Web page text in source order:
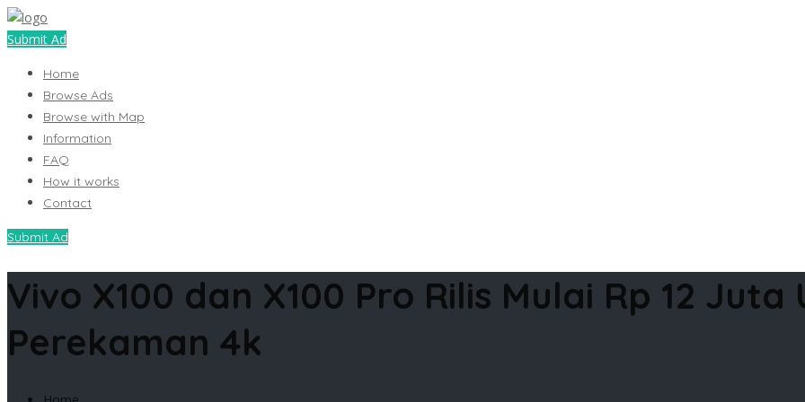
Submit Ad
Home
Browse Ads
Browse with Map
Information
FAQ
How it works
Contact
Submit Ad
Vivo X100 dan X100 Pro Rilis Mulai Rp 12
Perekaman 4k